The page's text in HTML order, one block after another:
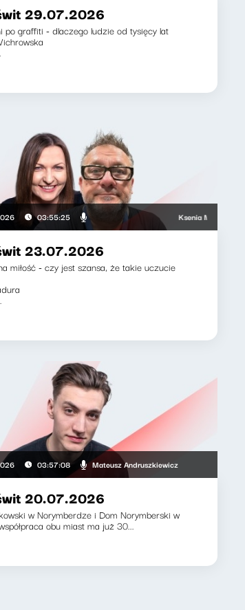
29.07.2026
po graffiti - dlaczego ludzie od tysięcy lat
03:55:25 Ksenia Maćczak,
23.07.2026
miłość - czy jest szansa, że takie uczucie
03:57:08 Mateusz Andruszkiewicz
20.07.2026
w Norymberdze i Dom Norymberski w
obu miast ma już 30...